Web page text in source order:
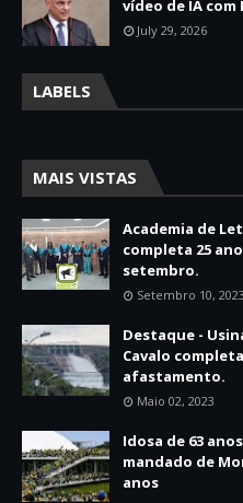
vídeo de IA com
July 29, 2026
LABELS
MAIS VISTAS
Academia de
completa 25
setembro.
Setembro 10, 2023
Destaque -
Cavalo
afastamento.
Maio 02, 2023
Idosa de 63
mandado de
anos